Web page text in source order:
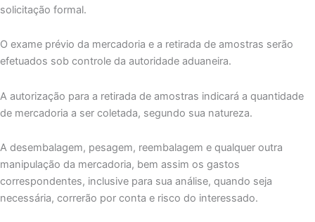
solicitação formal.
O exame prévio da mercadoria e a retirada de amostras serão
efetuados sob controle da autoridade aduaneira.
A autorização para a retirada de amostras indicará a quantidade
de mercadoria a ser coletada, segundo sua natureza.
A desembalagem, pesagem, reembalagem e qualquer outra
manipulação da mercadoria, bem assim os gastos
correspondentes, inclusive para sua análise, quando seja
necessária, correrão por conta e risco do interessado.